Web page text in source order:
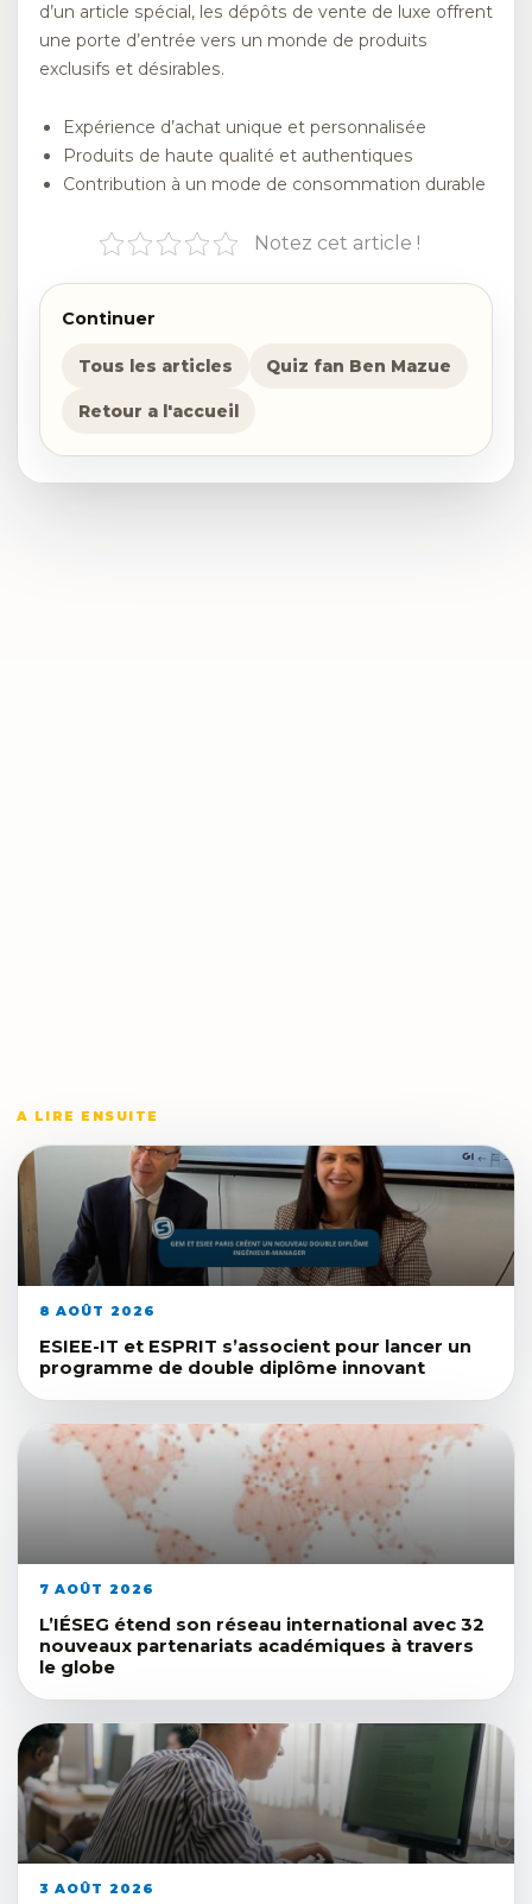
d’un article spécial, les dépôts de vente de luxe offrent
une porte d’entrée vers un monde de produits
exclusifs et désirables.
Expérience d’achat unique et personnalisée
Produits de haute qualité et authentiques
Contribution à un mode de consommation durable
Notez cet article !
Continuer
Tous les articles Quiz fan Ben Mazue
Retour a l'accueil
A LIRE ENSUITE
8 AOÛT 2026
ESIEE-IT et ESPRIT s’associent pour lancer un
programme de double diplôme innovant
7 AOÛT 2026
L’IÉSEG étend son réseau international avec 32
nouveaux partenariats académiques à travers
le globe
3 AOÛT 2026